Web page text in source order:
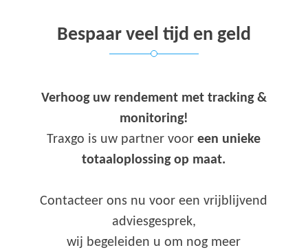
Bespaar veel tijd en geld
Verhoog uw rendement met tracking &
monitoring!
Traxgo is uw partner vooreen unieke
totaaloplossing op maat.
Contacteer ons nu voor een vrijblijvend
adviesgesprek,
wij begeleiden u om nog meer